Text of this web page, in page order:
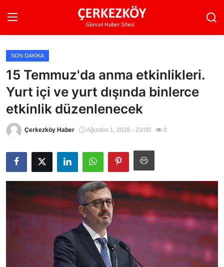
Ana Sayfa
Son Dakika
Ekonomi Haberleri
Magazin Haberleri
Spor Haberleri
Teknoloji Haberleri
Dünya Haberleri
Çerkezköy
SON DAKIKA
15 Temmuz'da anma etkinlikleri.
Yurt içi ve yurt dışında binlerce
etkinlik düzenlenecek
Çerkezköy Haber Ağustos 1, 2026 - 23:00 0